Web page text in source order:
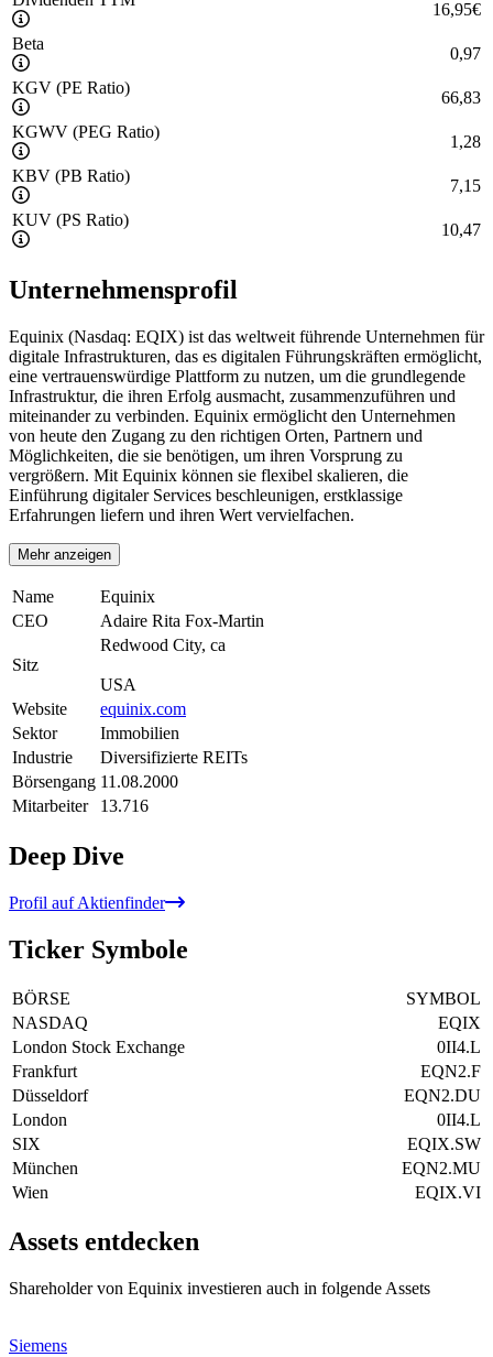
16,95€
Beta
0,97
KGV (PE Ratio)
66,83
KGWV (PEG Ratio)
1,28
KBV (PB Ratio)
7,15
KUV (PS Ratio)
10,47
Unternehmensprofil
Equinix (Nasdaq: EQIX) ist das weltweit führende Unternehmen für
digitale Infrastrukturen, das es digitalen Führungskräften ermöglicht,
eine vertrauenswürdige Plattform zu nutzen, um die grundlegende
Infrastruktur, die ihren Erfolg ausmacht, zusammenzuführen und
miteinander zu verbinden. Equinix ermöglicht den Unternehmen
von heute den Zugang zu den richtigen Orten, Partnern und
Möglichkeiten, die sie benötigen, um ihren Vorsprung zu
vergrößern. Mit Equinix können sie flexibel skalieren, die
Einführung digitaler Services beschleunigen, erstklassige
Erfahrungen liefern und ihren Wert vervielfachen.
Mehr anzeigen
Name
Equinix
CEO
Adaire Rita Fox-Martin
Sitz
Redwood City, ca
USA
Website
equinix.com
Sektor
Immobilien
Industrie
Diversifizierte REITs
Börsengang 11.08.2000
Mitarbeiter
13.716
Deep Dive
Profil auf Aktienfinder
Ticker Symbole
BÖRSE
SYMBOL
NASDAQ
EQIX
London Stock Exchange
0II4.L
Frankfurt
EQN2.F
Düsseldorf
EQN2.DU
London
0II4.L
SIX
EQIX.SW
München
EQN2.MU
Wien
EQIX.VI
Assets entdecken
Shareholder von Equinix investieren auch in folgende Assets
Siemens